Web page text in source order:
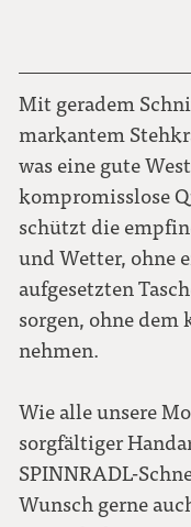
Mit geradem
markantem
was eine gute
kompromisslose
schützt die
und Wetter, ohne
aufgesetzten
sorgen, ohne dem
nehmen.
Wie alle unsere
sorgfältiger
SPINNRADL-
Wunsch gerne